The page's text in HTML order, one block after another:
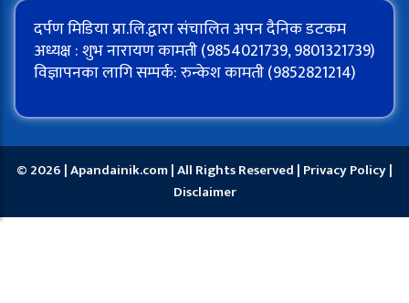
दर्पण मिडिया प्रा.लि.द्वारा संचालित अपन दैनिक डटकम
अध्यक्ष : शुभ नारायण कामती (9854021739, 9801321739)
विज्ञापनका लागि सम्पर्क: रुन्केश कामती (9852821214)
© 2026 | Apandainik.com | All Rights Reserved | Privacy Policy|
Disclaimer